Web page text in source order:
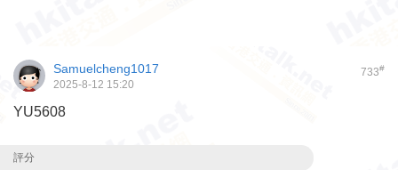
733#
Samuelcheng1017
2025-8-12 15:20
YU5608
評分